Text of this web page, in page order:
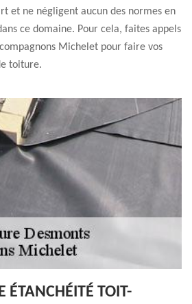
et ne négligent aucun des normes en
ce domaine. Pour cela, faites appels
Michelet pour faire vos
toiture.
ÉTANCHÉITÉ TOIT-